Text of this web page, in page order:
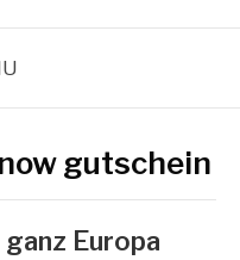
gutschein
Europa